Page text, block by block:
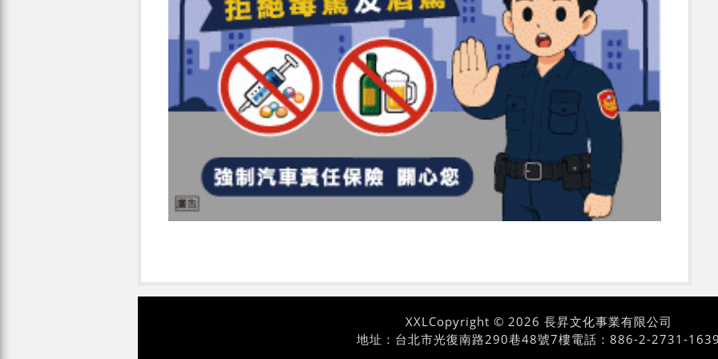
XXLCopyright © 2026 長昇文化事業有限公司
地址：台北市光復南路290巷48號7樓電話：886-2-2731-